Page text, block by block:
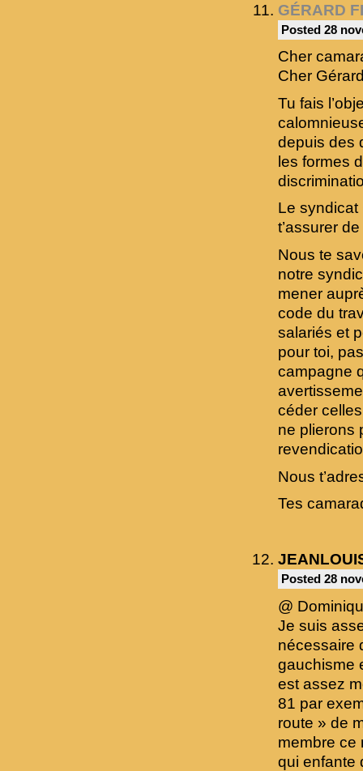
GÉRARD
Posted 28
Cher
Cher
Tu fais
depuis des
les formes
Le syndicat
t’assurer
Nous te
notre
mener
code du
salariés et
pour toi,
campagne
céder
ne plierons
Nous
Tes
Posted 28
@
Je suis
nécessaire
gauchisme
est assez
81 par
route » de
membre ce
qui enfante